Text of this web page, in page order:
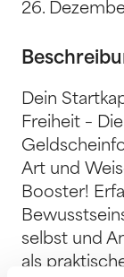
26.
Dein
Freiheit –
Art und
Booster!
selbst und
als